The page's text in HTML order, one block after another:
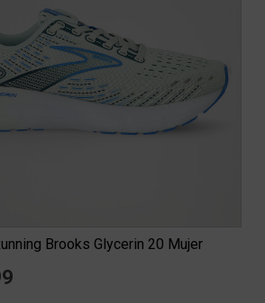
Brooks Glycerin 20 Mujer